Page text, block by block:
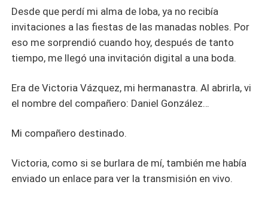
Desde que perdí mi alma de loba, ya no recibía
invitaciones a las fiestas de las manadas nobles. Por
eso me sorprendió cuando hoy, después de tanto
tiempo, me llegó una invitación digital a una boda.
Era de Victoria Vázquez, mi hermanastra. Al abrirla, vi
el nombre del compañero: Daniel González…
Mi compañero destinado.
Victoria, como si se burlara de mí, también me había
enviado un enlace para ver la transmisión en vivo.